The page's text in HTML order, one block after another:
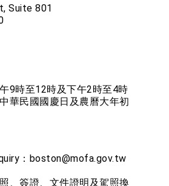
Suite 801
9時至12時及下午2時至4時
華民國國慶日及農曆大年初
： boston@mofa.gov.tw
、簽證、文件證明及駕照換